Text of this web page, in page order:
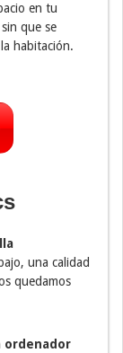
en tu
que se
habitación.
una calidad
quedamos
ordenador